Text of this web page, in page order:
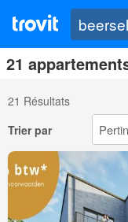
21
21 Résultats
Trier par